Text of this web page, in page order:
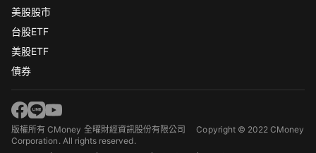
美股股市
台股ETF
美股ETF
債券
版權所有 CMoney 全曜財經資訊股份有限公司Copyright © 2022 CMoney
Corporation. All rights reserved.